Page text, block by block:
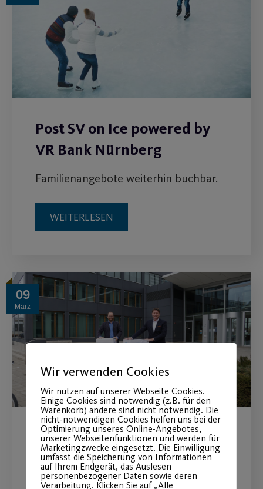
Post SV on Ice powered by
VR Bank Nürnberg
Familienangebote weiterhin buchbar.
WEITERLESEN
09
März
VR Bank Nürnberg und Post
SV Nürnberg verlängern das
Hauptsponsoring vorzeitig
Wir verwenden Cookies
Wir nutzen auf unserer Webseite Cookies.
Einige Cookies sind notwendig (z.B. für den
Warenkorb) andere sind nicht notwendig. Die
nicht-notwendigen Cookies helfen uns bei der
Optimierung unseres Online-Angebotes,
unserer Webseitenfunktionen und werden für
Marketingzwecke eingesetzt. Die Einwilligung
umfasst die Speicherung von Informationen
auf Ihrem Endgerät, das Auslesen
personenbezogener Daten sowie deren
Verarbeitung. Klicken Sie auf „Alle